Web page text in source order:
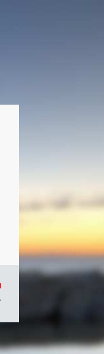
/
Symbole